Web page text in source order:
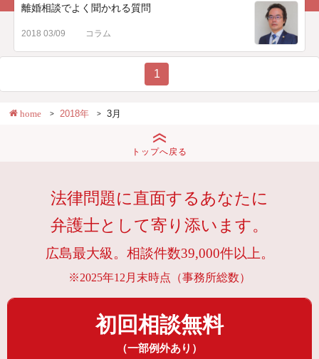
離婚相談でよく聞かれる質問
2018 03/09 コラム
1
home 2018年 3月
トップへ戻る
法律問題に直面するあなたに
弁護士として寄り添います。
広島最大級。相談件数39,000件以上。
※2025年12月末時点（事務所総数）
初回相談無料
（一部例外あり）